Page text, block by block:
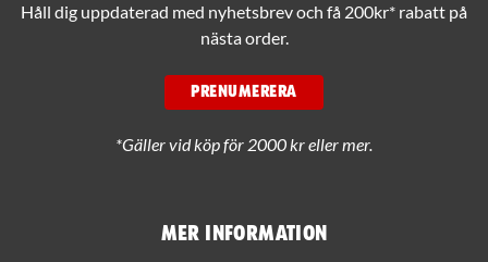
Mer information
Håll dig uppdaterad med nyhetsbrev och få 200kr* rabatt på
nästa order.
PRENUMERERA
*Gäller vid köp för 2000 kr eller mer.